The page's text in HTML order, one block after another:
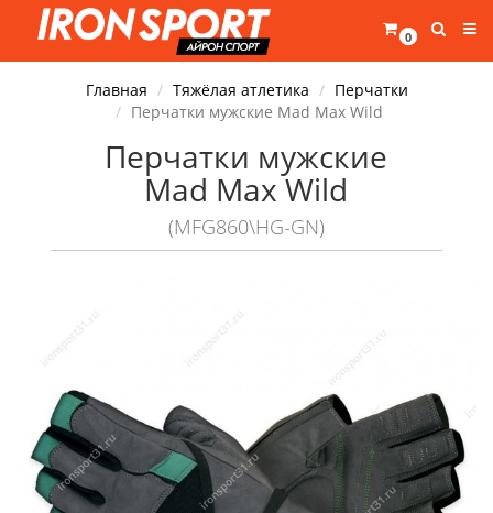
0
Главная Тяжёлая атлетика
Перчатки
Перчатки мужские Mad Max Wild
Перчатки мужские
Mad Max Wild
(MFG860\HG-GN)